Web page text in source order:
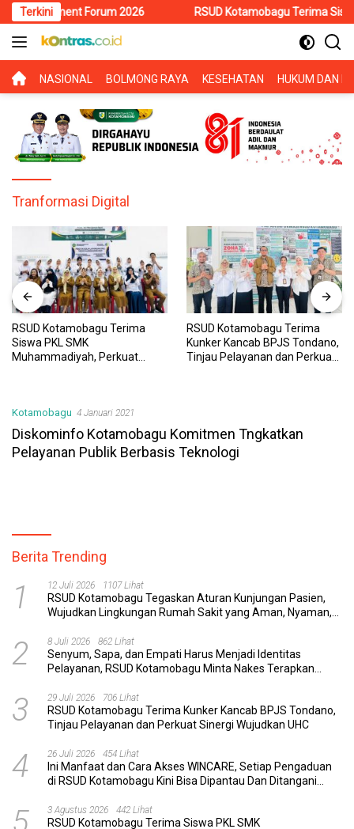
Langsung
ke
konten
TerkiniForum 2026 RSUD Kotamobagu Terima Siswa
BERANDA
NASIONAL BOLMONG RAYA KESEHATAN HUKUM DAN
Tranformasi Digital
RSUD Kotamobagu Terima
Siswa PKL SMK
Muhammadiyah, Perkuat
RSUD Kotamobagu Terima
Kunker Kancab BPJS Tondano,
Tinjau Pelayanan dan Perkuat
Kotamobagu 4 Januari 2021
Diskominfo Kotamobagu Komitmen Tngkatkan
Pelayanan Publik Berbasis Teknologi
Berita Trending
1 12 Juli 2026 1107 Lihat
RSUD Kotamobagu Tegaskan Aturan Kunjungan Pasien,
Wujudkan Lingkungan Rumah Sakit yang Aman, Nyaman,
2 8 Juli 2026 862 Lihat
Senyum, Sapa, dan Empati Harus Menjadi Identitas
Pelayanan, RSUD Kotamobagu Minta Nakes Terapkan
3 29 Juli 2026 706 Lihat
RSUD Kotamobagu Terima Kunker Kancab BPJS Tondano,
Tinjau Pelayanan dan Perkuat Sinergi Wujudkan UHC
4 26 Juli 2026 454 Lihat
Ini Manfaat dan Cara Akses WINCARE, Setiap Pengaduan
di RSUD Kotamobagu Kini Bisa Dipantau Dan Ditangani
3 Agustus 2026 442 Lihat
RSUD Kotamobagu Terima Siswa PKL SMK